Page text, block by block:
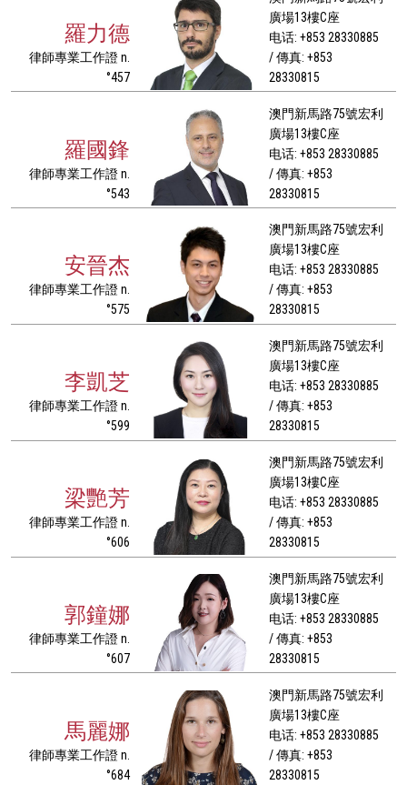
羅力德
律師專業工作證 n.
°457
廣場13樓C座
电话: +853 28330885
/ 傳真: +853
28330815
羅國鋒
律師專業工作證 n.
°543
澳門新馬路75號宏利
廣場13樓C座
电话: +853 28330885
/ 傳真: +853
28330815
安晉杰
律師專業工作證 n.
°575
澳門新馬路75號宏利
廣場13樓C座
电话: +853 28330885
/ 傳真: +853
28330815
李凱芝
律師專業工作證 n.
°599
澳門新馬路75號宏利
廣場13樓C座
电话: +853 28330885
/ 傳真: +853
28330815
梁艷芳
律師專業工作證 n.
°606
澳門新馬路75號宏利
廣場13樓C座
电话: +853 28330885
/ 傳真: +853
28330815
郭鐘娜
律師專業工作證 n.
°607
澳門新馬路75號宏利
廣場13樓C座
电话: +853 28330885
/ 傳真: +853
28330815
馬麗娜
律師專業工作證 n.
°684
澳門新馬路75號宏利
廣場13樓C座
电话: +853 28330885
/ 傳真: +853
28330815